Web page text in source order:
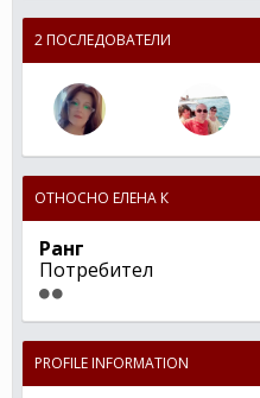
2 ПОСЛЕДОВАТЕЛИ
ОТНОСНО ЕЛЕНА К
Ранг
Потребител
PROFILE INFORMATION